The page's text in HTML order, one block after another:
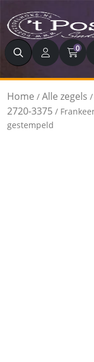
Zoeken 0
Home / Alle zegels /
2720-3375 /
gestempeld